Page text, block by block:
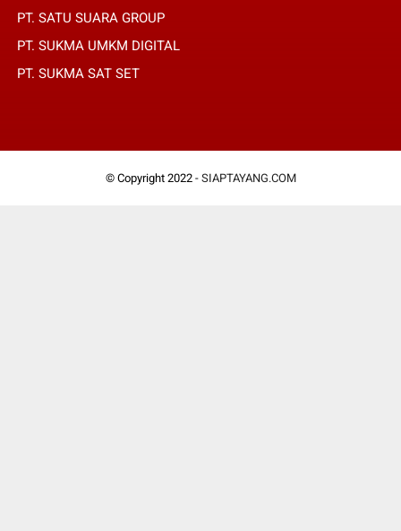
PT. SATU SUARA GROUP
PT. SUKMA UMKM DIGITAL
PT. SUKMA SAT SET
© Copyright 2022 - SIAPTAYANG.COM